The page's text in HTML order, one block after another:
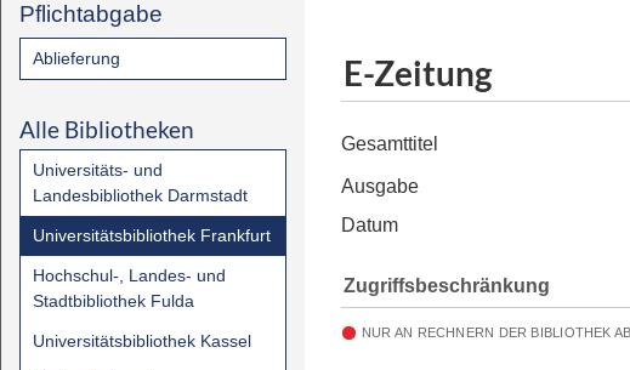
Pflichtabgabe
Ablieferung
Alle Bibliotheken
Universitäts- und
Landesbibliothek Darmstadt
Universitätsbibliothek Frankfurt
Hochschul-, Landes- und
Stadtbibliothek Fulda
Universitätsbibliothek Kassel
E-Zeitung
Gesamttitel
Ausgabe
Datum
Zugriffsbeschränkung
NUR AN RECHNERN DER BIBLIOTHEK